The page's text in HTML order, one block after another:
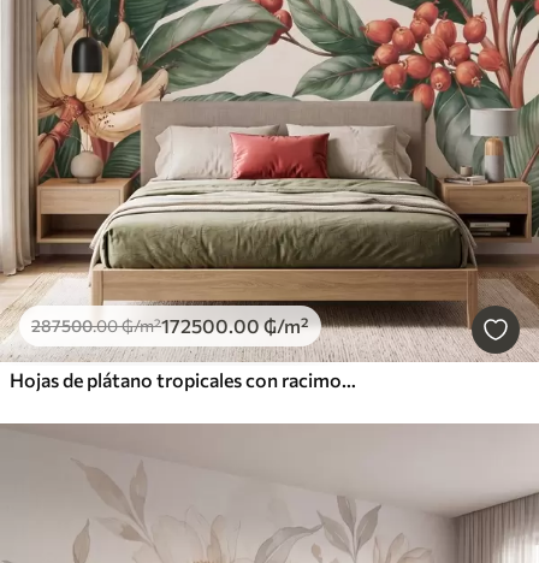
287500.00₲/m²172500.00₲/m²
Hojas de plátano tropicales con racimos de bayas de café rojas, estilo acuarela